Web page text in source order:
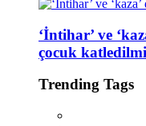
‘İntihar’ ve
çocuk
Trending Tags